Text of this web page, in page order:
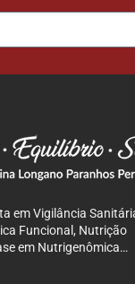
em Vigilância
Funcional, Nutrição
em Nutrigenômica…